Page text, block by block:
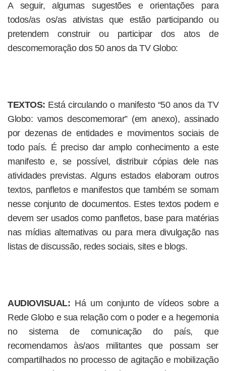
A seguir, algumas sugestões e orientações para
todos/as os/as ativistas que estão participando ou
pretendem construir ou participar dos atos de
descomemoração dos 50 anos da TV Globo:
TEXTOS: Está circulando o manifesto “50 anos da TV
Globo: vamos descomemorar” (em anexo), assinado
por dezenas de entidades e movimentos sociais de
todo país. É preciso dar amplo conhecimento a este
manifesto e, se possível, distribuir cópias dele nas
atividades previstas. Alguns estados elaboram outros
textos, panfletos e manifestos que também se somam
nesse conjunto de documentos. Estes textos podem e
devem ser usados como panfletos, base para matérias
nas mídias alternativas ou para mera divulgação nas
listas de discussão, redes sociais, sites e blogs.
AUDIOVISUAL: Há um conjunto de vídeos sobre a
Rede Globo e sua relação com o poder e a hegemonia
no sistema de comunicação do país, que
recomendamos às/aos militantes que possam ser
compartilhados no processo de agitação e mobilização